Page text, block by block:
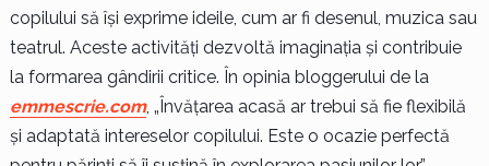
copilului să își exprime ideile, cum ar fi desenul, muzica sau
teatrul. Aceste activități dezvoltă imaginația și contribuie
la formarea gândirii critice. În opinia bloggerului de la
emmescrie.com, „Învățarea acasă ar trebui să fie flexibilă
și adaptată intereselor copilului. Este o ocazie perfectă